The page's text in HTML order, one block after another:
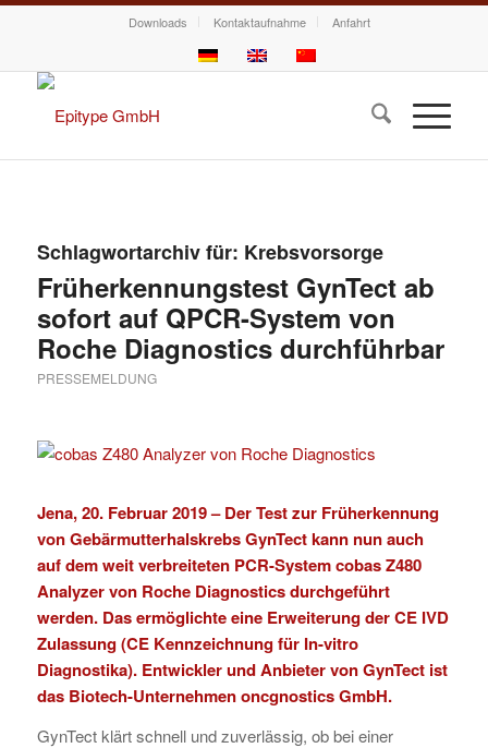
Downloads Kontaktaufnahme Anfahrt
Schlagwortarchiv für: Krebsvorsorge
Früherkennungstest GynTect ab
sofort auf QPCR-System von
Roche Diagnostics durchführbar
PRESSEMELDUNG
Jena, 20. Februar 2019 – Der Test zur Früherkennung
von GebärmutterhalskrebsGynTectkann nun auch
auf dem weit verbreiteten PCR-System cobas Z480
Analyzervon Roche Diagnostics durchgeführt
werden. Das ermöglichte eine Erweiterung der CE IVD
Zulassung (CE Kennzeichnung für In-vitro
Diagnostika). Entwickler und Anbieter von GynTect ist
das Biotech-Unternehmenoncgnostics GmbH.
GynTect klärt schnell und zuverlässig, ob bei einer